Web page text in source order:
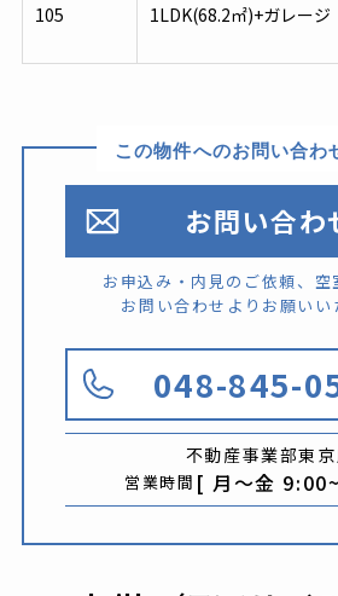
105
1LDK(68.2㎡)+ガレージ
この物件へのお問い合わ
お問い合わ
お申込み・内見のご依頼、空
お問い合わせよりお願いい
048-845-
不動産事業部東
営業時間 [ 月〜金